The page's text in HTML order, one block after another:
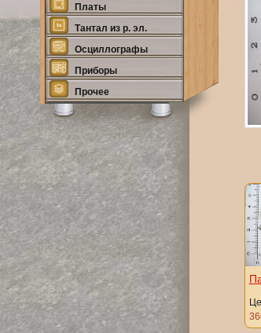
Платы
Тантал из р. эл.
Осциллографы
Приборы
Прочее